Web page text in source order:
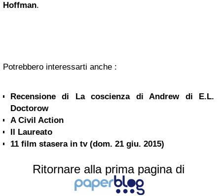
Hoffman.
Potrebbero interessarti anche :
Recensione di La coscienza di Andrew di E.L.
Doctorow
A Civil Action
Il Laureato
11 film stasera in tv (dom. 21 giu. 2015)
Ritornare alla prima pagina di